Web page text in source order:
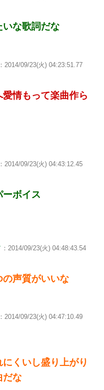
な歌詞だな
：2014/09/23(火) 04:23:51.77
情もって楽曲作ら
：2014/09/23(火) 04:43:12.45
ーボイス
：2014/09/23(火) 04:48:43.54
声質がいいな
：2014/09/23(火) 04:47:10.49
くいし盛り上がり
だな